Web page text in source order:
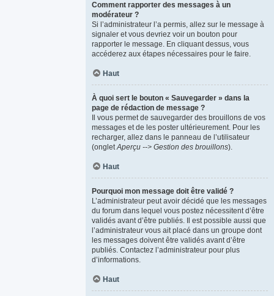
Comment rapporter des messages à un
modérateur ?
Si l’administrateur l’a permis, allez sur le message à
signaler et vous devriez voir un bouton pour
rapporter le message. En cliquant dessus, vous
accéderez aux étapes nécessaires pour le faire.
Haut
À quoi sert le bouton « Sauvegarder » dans la
page de rédaction de message ?
Il vous permet de sauvegarder des brouillons de vos
messages et de les poster ultérieurement. Pour les
recharger, allez dans le panneau de l’utilisateur
(ongletAperçu --> Gestion des brouillons).
Haut
Pourquoi mon message doit être validé ?
L’administrateur peut avoir décidé que les messages
du forum dans lequel vous postez nécessitent d’être
validés avant d’être publiés. Il est possible aussi que
l’administrateur vous ait placé dans un groupe dont
les messages doivent être validés avant d’être
publiés. Contactez l’administrateur pour plus
d’informations.
Haut